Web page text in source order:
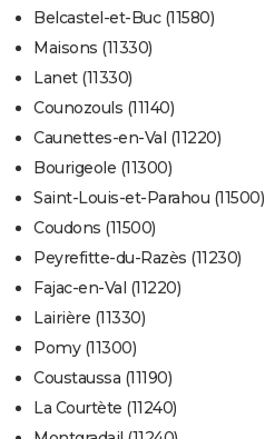
Belcastel-et-Buc (11580)
Maisons (11330)
Lanet (11330)
Counozouls (11140)
Caunettes-en-Val (11220)
Bourigeole (11300)
Saint-Louis-et-Parahou (11500)
Coudons (11500)
Peyrefitte-du-Razès (11230)
Fajac-en-Val (11220)
Lairière (11330)
Pomy (11300)
Coustaussa (11190)
La Courtète (11240)